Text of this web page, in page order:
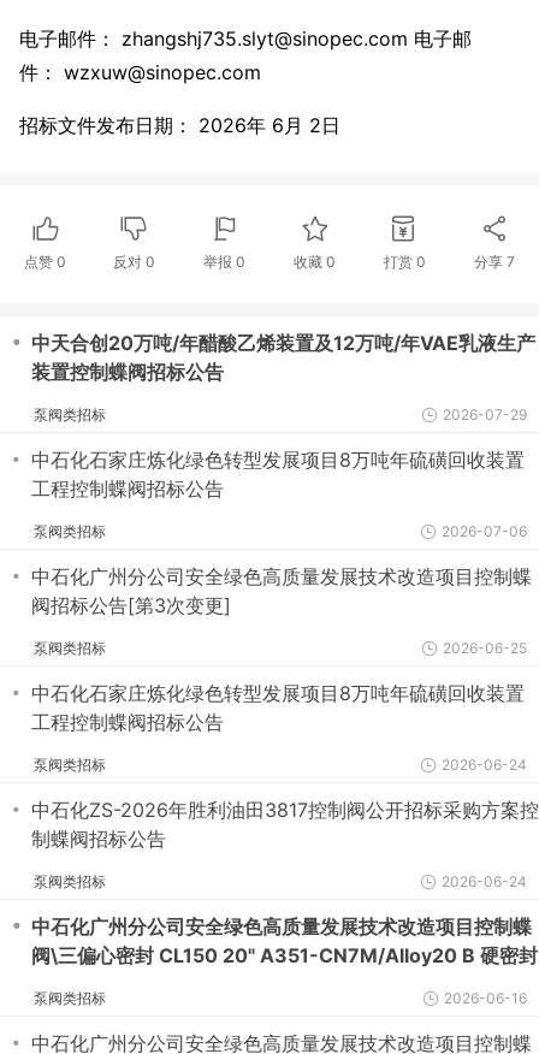
电子邮件： zhangshj735.slyt@sinopec.com 电子邮
件： wzxuw@sinopec.com
招标文件发布日期： 2026年 6月 2日
点赞 0 反对0 举报 0 收藏 0 打赏 0 分享 7
・ 中天合创20万吨/年醋酸乙烯装置及12万吨/年VAE乳液生产
装置控制蝶阀招标公告
泵阀类招标 2026-07-29
・ 中石化石家庄炼化绿色转型发展项目8万吨年硫磺回收装置
工程控制蝶阀招标公告
泵阀类招标 2026-07-06
・ 中石化广州分公司安全绿色高质量发展技术改造项目控制蝶
阀招标公告[第3次变更]
泵阀类招标 2026-06-25
・ 中石化石家庄炼化绿色转型发展项目8万吨年硫磺回收装置
工程控制蝶阀招标公告
泵阀类招标 2026-06-24
・ 中石化ZS-2026年胜利油田3817控制阀公开招标采购方案控
制蝶阀招标公告
泵阀类招标 2026-06-24
・ 中石化广州分公司安全绿色高质量发展技术改造项目控制蝶
阀\三偏心密封 CL150 20" A351-CN7M/Alloy20 B 硬密封
泵阀类招标 2026-06-16
・ 中石化广州分公司安全绿色高质量发展技术改造项目控制蝶